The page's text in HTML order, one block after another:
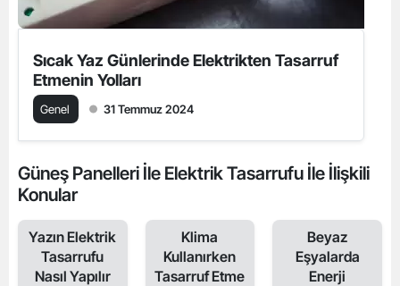
Sıcak Yaz Günlerinde Elektrikten Tasarruf
Etmenin Yolları
Genel 31 Temmuz 2024
Güneş Panelleri İle Elektrik Tasarrufu İle İlişkili
Konular
Yazın Elektrik
Tasarrufu
Nasıl Yapılır
Klima
Kullanırken
Tasarruf Etme
Beyaz
Eşyalarda
Enerji